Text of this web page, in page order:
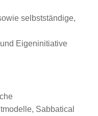
selbstständige,
Eigeninitiative
Sabbatical